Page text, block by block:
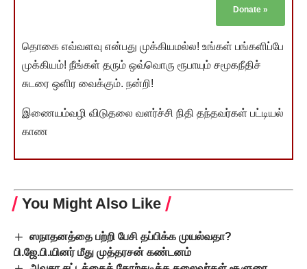
Donate »
தொகை எவ்வளவு என்பது முக்கியமல்ல! உங்கள் பங்களிப்பே
முக்கியம்! நீங்கள் தரும் ஒவ்வொரு ரூபாயும் சமூகநீதிச்
சுடரை ஒளிர வைக்கும். நன்றி!
இணையம்வழி விடுதலை வளர்ச்சி நிதி தந்தவர்கள் பட்டியல்
காண
You Might Also Like
ஸநாதனத்தை பற்றி பேசி தப்பிக்க முயல்வதா?
பி.ஜே.பி.யினர் மீது முத்தரசன் கண்டனம்